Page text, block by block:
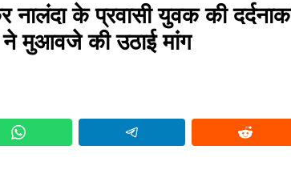
के प्रवासी युवक की दर्दनाक
ने मुआवजे की उठाई मांग